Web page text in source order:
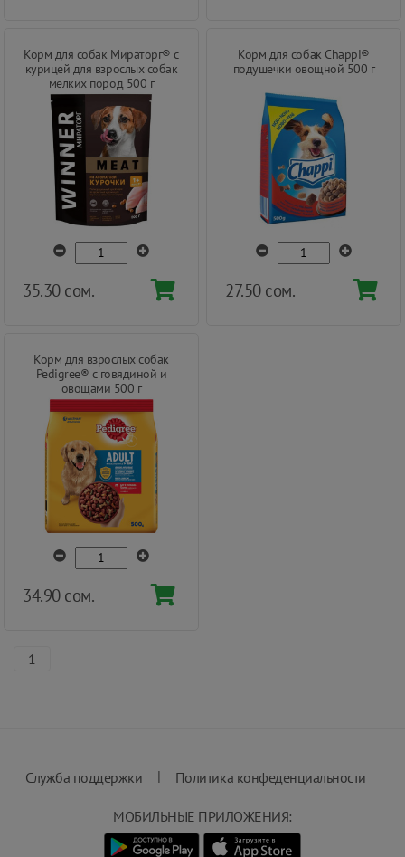
Корм для собак Мираторг® с
курицей для взрослых собак
мелких пород 500 г
35.30 сом.
Корм для собак Chappi®
подушечки овощной 500 г
27.50 сом.
Корм для взрослых собак
Pedigree® с говядиной и
овощами 500 г
34.90 сом.
1
Служба поддержки | Политика конфеденциальности
МОБИЛЬНЫЕ ПРИЛОЖЕНИЯ: